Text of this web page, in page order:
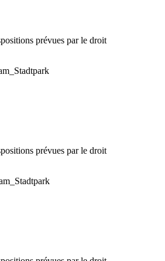
prévues par le droit
prévues par le droit